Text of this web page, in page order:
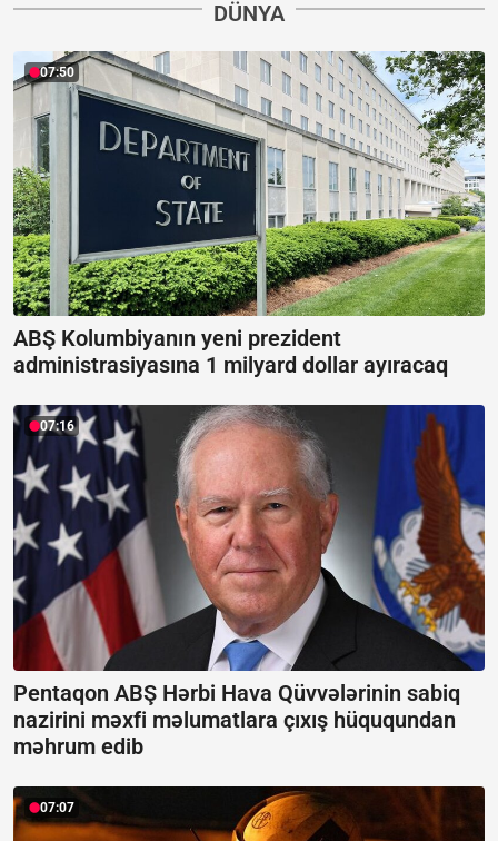
DÜNYA
07:50
ABŞ Kolumbiyanın yeni prezident
administrasiyasına 1 milyard dollar ayıracaq
07:16
Pentaqon ABŞ Hərbi Hava Qüvvələrinin sabiq
nazirini məxfi məlumatlara çıxış hüququndan
məhrum edib
07:07